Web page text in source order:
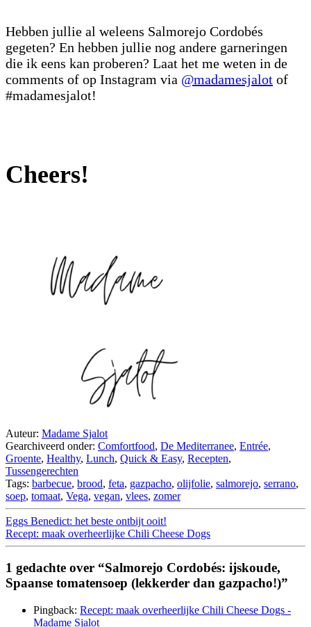
Hebben jullie al weleens Salmorejo Cordobés
gegeten? En hebben jullie nog andere garneringen
die ik eens kan proberen? Laat het me weten in de
comments of op Instagram via @madamesjalot of
#madamesjalot!
Cheers!
Auteur: Madame Sjalot
Gearchiveerd onder: Comfortfood, De Mediterranee, Entrée,
Groente, Healthy, Lunch, Quick & Easy, Recepten,
Tussengerechten
Tags: barbecue, brood, feta, gazpacho, olijfolie, salmorejo, serrano,
soep, tomaat, Vega, vegan, vlees, zomer
Eggs Benedict: het beste ontbijt ooit!
Recept: maak overheerlijke Chili Cheese Dogs
1 gedachte over “Salmorejo Cordobés: ijskoude,
Spaanse tomatensoep (lekkerder dan gazpacho!)”
Pingback: Recept: maak overheerlijke Chili Cheese Dogs -
Madame Sjalot